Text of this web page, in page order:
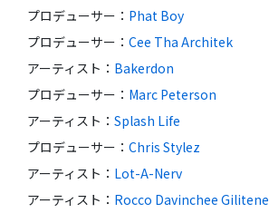
プロデューサー ： Phat Boy
プロデューサー ： Cee Tha Architek
アーティスト ： Bakerdon
プロデューサー ： Marc Peterson
アーティスト ： Splash Life
プロデューサー ： Chris Stylez
アーティスト ： Lot-A-Nerv
アーティスト ： Rocco Davinchee Gilitene